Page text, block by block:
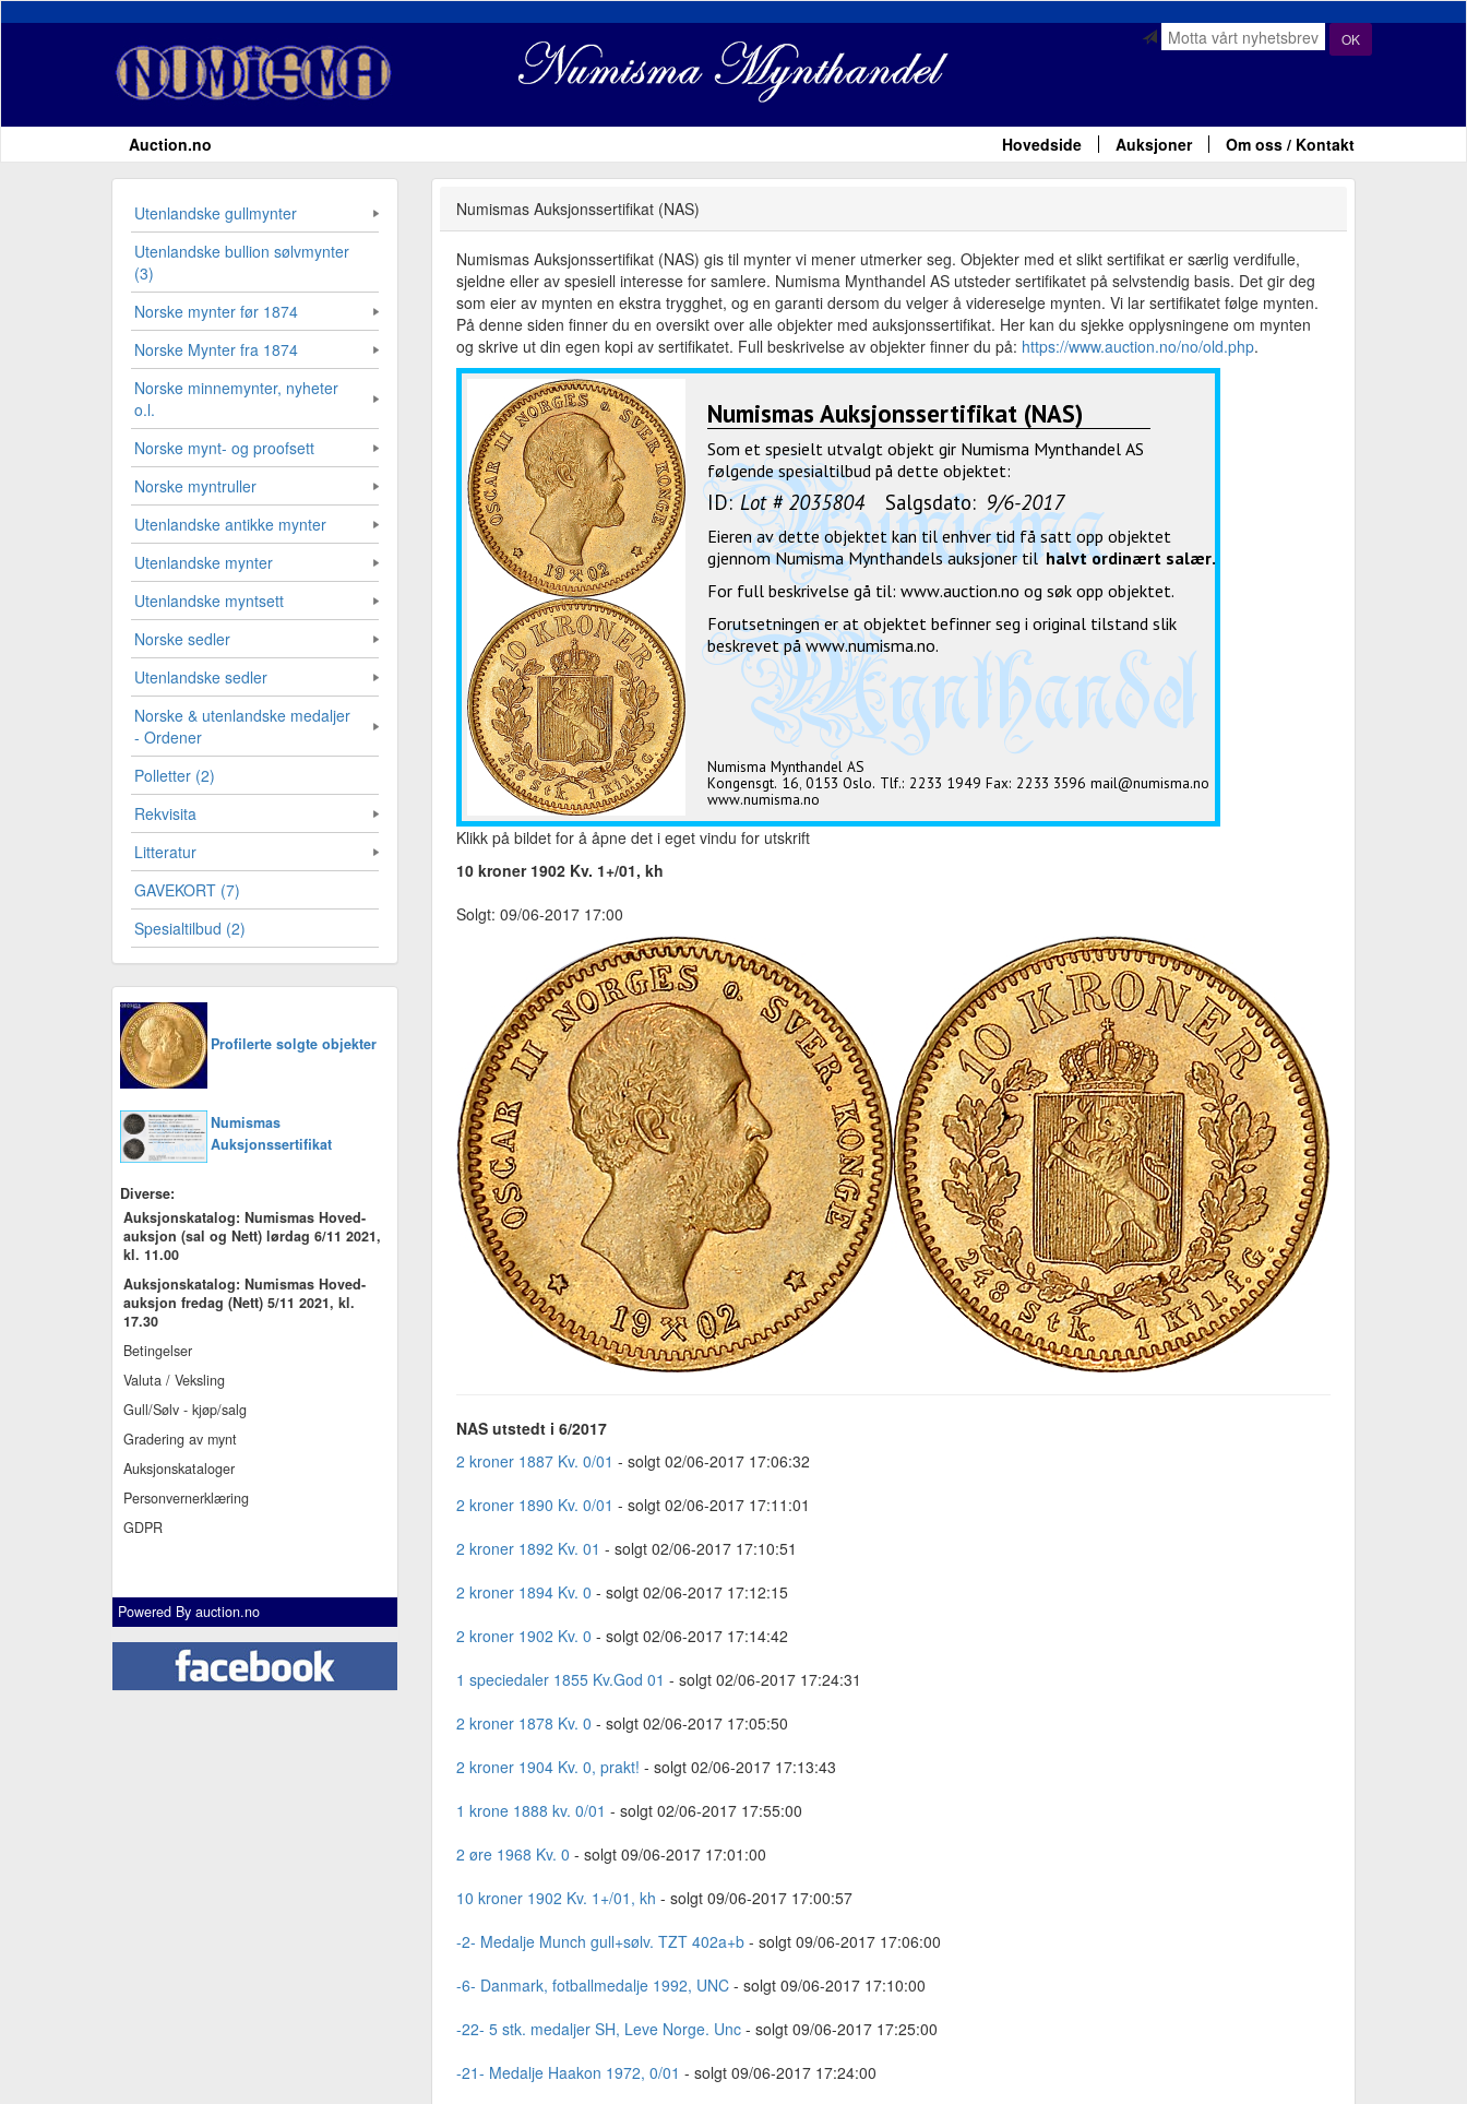
OK
Auction.no Hovedside Auksjoner Om oss / Kontakt
Utenlandske gullmynter
Utenlandske bullion sølvmynter
(3)
Norske mynter før 1874
Norske Mynter fra 1874
Norske minnemynter, nyheter
o.l.
Norske mynt- og proofsett
Norske myntruller
Utenlandske antikke mynter
Utenlandske mynter
Utenlandske myntsett
Norske sedler
Utenlandske sedler
Norske & utenlandske medaljer
- Ordener
Polletter (2)
Rekvisita
Litteratur
GAVEKORT (7)
Spesialtilbud (2)
Profilerte solgte objekter
Numismas
Auksjonssertifikat
Diverse:
Auksjonskatalog: Numismas Hoved-
auksjon (sal og Nett) lørdag 6/11 2021,
kl. 11.00
Auksjonskatalog: Numismas Hoved-
auksjon fredag (Nett) 5/11 2021, kl.
17.30
Betingelser
Valuta / Veksling
Gull/Sølv - kjøp/salg
Gradering av mynt
Auksjonskataloger
Personvernerklæring
GDPR
Powered By auction.no
Numismas Auksjonssertifikat (NAS)
Numismas Auksjonssertifikat (NAS) gis til mynter vi mener utmerker seg. Objekter med et slikt sertifikat er særlig verdifulle,
sjeldne eller av spesiell interesse for samlere. Numisma Mynthandel AS utsteder sertifikatet på selvstendig basis. Det gir deg
som eier av mynten en ekstra trygghet, og en garanti dersom du velger å videreselge mynten. Vi lar sertifikatet følge mynten.
På denne siden finner du en oversikt over alle objekter med auksjonssertifikat. Her kan du sjekke opplysningene om mynten
og skrive ut din egen kopi av sertifikatet. Full beskrivelse av objekter finner du på: https://www.auction.no/no/old.php.
Klikk på bildet for å åpne det i eget vindu for utskrift
10 kroner 1902 Kv. 1+/01, kh
Solgt: 09/06-2017 17:00
NAS utstedt i 6/2017
2 kroner 1887 Kv. 0/01 - solgt 02/06-2017 17:06:32
2 kroner 1890 Kv. 0/01 - solgt 02/06-2017 17:11:01
2 kroner 1892 Kv. 01 - solgt 02/06-2017 17:10:51
2 kroner 1894 Kv. 0 - solgt 02/06-2017 17:12:15
2 kroner 1902 Kv. 0 - solgt 02/06-2017 17:14:42
1 speciedaler 1855 Kv.God 01 - solgt 02/06-2017 17:24:31
2 kroner 1878 Kv. 0 - solgt 02/06-2017 17:05:50
2 kroner 1904 Kv. 0, prakt! - solgt 02/06-2017 17:13:43
1 krone 1888 kv. 0/01 - solgt 02/06-2017 17:55:00
2 øre 1968 Kv. 0 - solgt 09/06-2017 17:01:00
10 kroner 1902 Kv. 1+/01, kh - solgt 09/06-2017 17:00:57
-2- Medalje Munch gull+sølv. TZT 402a+b- solgt 09/06-2017 17:06:00
-6- Danmark, fotballmedalje 1992, UNC- solgt 09/06-2017 17:10:00
-22- 5 stk. medaljer SH, Leve Norge. Unc- solgt 09/06-2017 17:25:00
-21- Medalje Haakon 1972, 0/01 - solgt 09/06-2017 17:24:00